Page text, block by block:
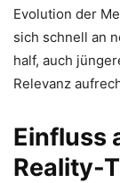
Evolution der
sich schnell an
half, auch
Relevanz
Einfluss
Reality-